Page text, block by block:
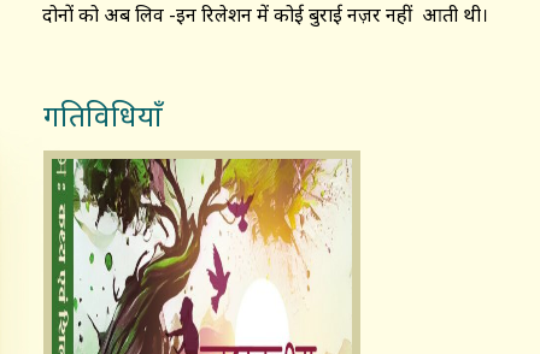
दोनों को अब लिव -इन रिलेशन में कोई बुराई नज़र नहीं आती थी।
गतिविधियाँ